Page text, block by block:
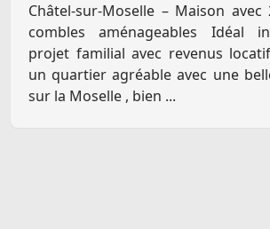
Châtel-sur-Moselle – Maison
combles aménageables Idéal
projet familial avec revenus
un quartier agréable avec une
sur la Moselle , bien ...